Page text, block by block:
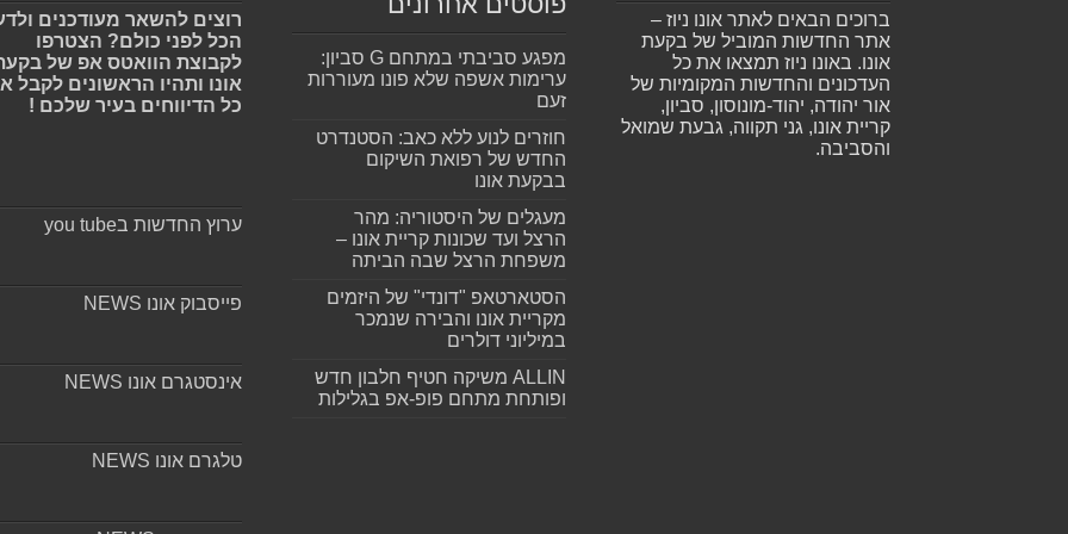
ברוכים הבאים לאתר אונו ניוז –
אתר החדשות המוביל של בקעת
אונו. באונו ניוז תמצאו את כל
העדכונים והחדשות המקומיות של
אור יהודה, יהוד-מונוסון, סביון,
קריית אונו, גני תקווה, גבעת שמואל
והסביבה.
מפגע סביבתי במתחם G סביון:
ערימות אשפה שלא פונו מעוררות
זעם
חוזרים לנוע ללא כאב: הסטנדרט
החדש של רפואת השיקום
בבקעת אונו
מעגלים של היסטוריה: מהר
הרצל ועד שכונות קריית אונו –
משפחת הרצל שבה הביתה
הסטארטאפ "דונדי" של היזמים
מקריית אונו והבירה שנמכר
במיליוני דולרים
ALLIN משיקה חטיף חלבון חדש
ופותחת מתחם פופ-אפ בגלילות
רוצים להשאר מעודכנים
הכל לפני כולם? הצטרפו
לקבוצת הוואטס אפ של
אונו ותהיו הראשונים לקבל
כל הדיווחים בעיר שלכם !
ערוץ החדשות בyou tube
פייסבוק אונו NEWS
אינסטגרם אונו NEWS
טלגרם אונו NEWS